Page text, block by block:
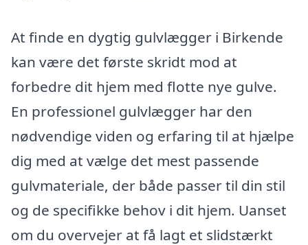
At finde en dygtig gulvlægger i Birkende
kan være det første skridt mod at
forbedre dit hjem med flotte nye gulve.
En professionel gulvlægger har den
nødvendige viden og erfaring til at hjælpe
dig med at vælge det mest passende
gulvmateriale, der både passer til din stil
og de specifikke behov i dit hjem. Uanset
om du overvejer at få lagt et slidstærkt